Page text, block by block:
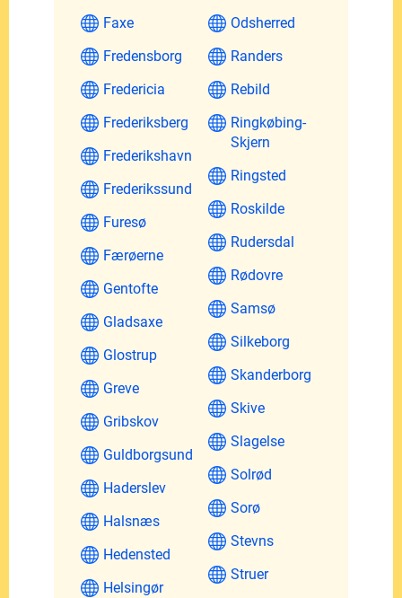
Faxe
Fredensborg
Fredericia
Frederiksberg
Frederikshavn
Frederikssund
Furesø
Færøerne
Gentofte
Gladsaxe
Glostrup
Greve
Gribskov
Guldborgsund
Haderslev
Halsnæs
Hedensted
Helsingør
Odsherred
Randers
Rebild
Ringkøbing-
Skjern
Ringsted
Roskilde
Rudersdal
Rødovre
Samsø
Silkeborg
Skanderborg
Skive
Slagelse
Solrød
Sorø
Stevns
Struer